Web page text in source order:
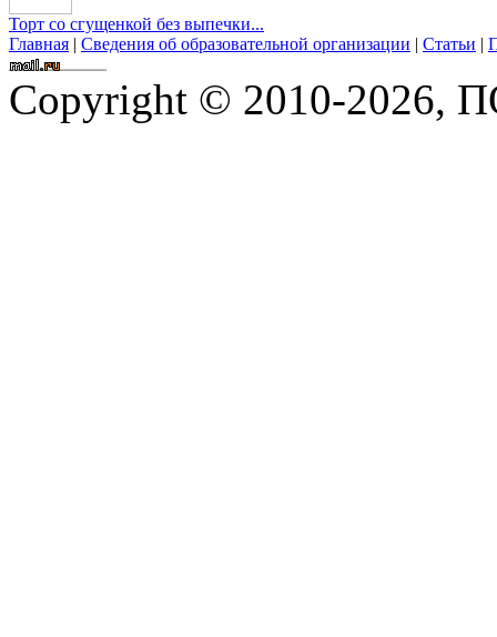
Торт со сгущенкой без выпечки...
Главная | Сведения об образовательной организации | Статьи |
Copyright © 2010-2026,